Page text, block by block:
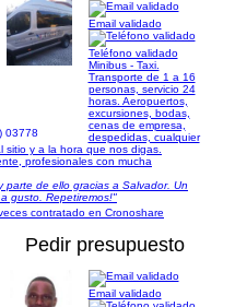
03778
Email validado
Teléfono validado
Minibus - Taxi.
Transporte de 1 a 16
personas, servicio 24
horas. Aeropuertos,
excursiones, bodas,
cenas de empresa,
despedidas, cualquier
sitio y a la hora que nos digas.
profesionales con mucha
parte de ello gracias a Salvador. Un
gusto. Repetiremos!"
contratado en Cronoshare
Pedir presupuesto
Email validado